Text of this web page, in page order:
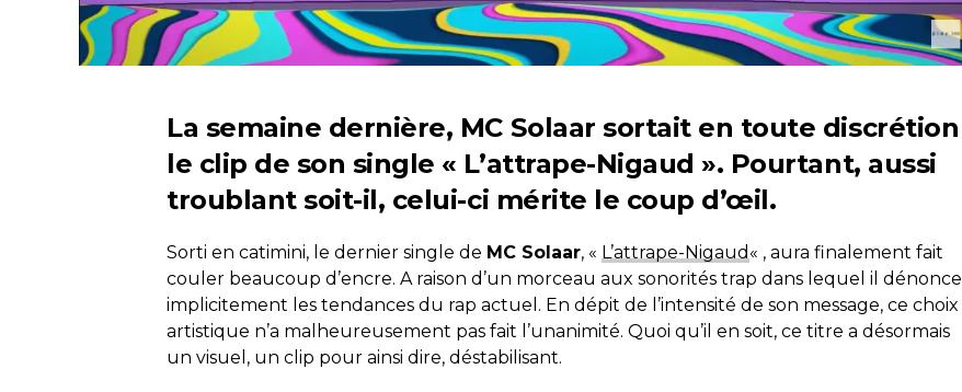
La semaine dernière, MC Solaar sortait en toute discrétion
le clip de son single « L’attrape-Nigaud ». Pourtant, aussi
troublant soit-il, celui-ci mérite le coup d’œil.
Sorti en catimini, le dernier single de MC Solaar, « L’attrape-Nigaud « , aura finalement fait
couler beaucoup d’encre. A raison d’un morceau aux sonorités trap dans lequel il dénonce
implicitement les tendances du rap actuel. En dépit de l’intensité de son message, ce choix
artistique n’a malheureusement pas fait l’unanimité. Quoi qu’il en soit, ce titre a désormais
un visuel, un clip pour ainsi dire, déstabilisant.